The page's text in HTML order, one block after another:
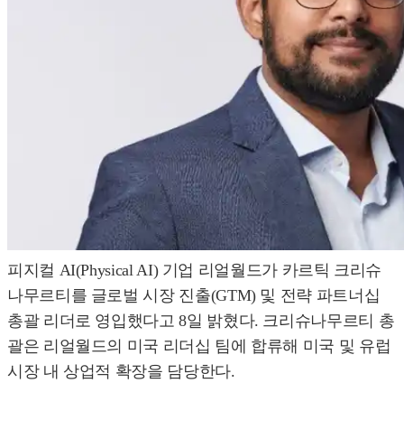
피지컬 AI(Physical AI) 기업 리얼월드가 카르틱 크리슈
나무르티를 글로벌 시장 진출(GTM) 및 전략 파트너십
총괄 리더로 영입했다고 8일 밝혔다. 크리슈나무르티 총
괄은 리얼월드의 미국 리더십 팀에 합류해 미국 및 유럽
시장 내 상업적 확장을 담당한다.